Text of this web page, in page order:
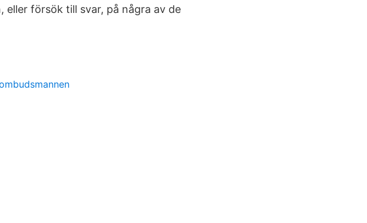
eller försök till svar, på några av de